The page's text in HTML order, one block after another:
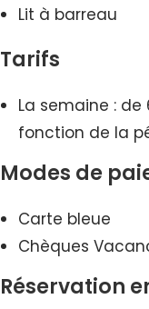
Lit à barreau
Tarifs
La semaine :
fonction de la
Modes de
Carte bleue
Chèques
Réservation